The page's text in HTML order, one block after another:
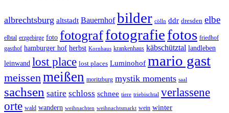
albrechtsburg altstadt Bauernhof bilder cölln ddr dresden elbe
elbtal erzgebirge foto fotograffotografiefotos friedhof
gasthof hamburger hof herbst Kornhaus krankenhaus käbschütztal landleben
leinwand lost place lost places Luminohof mario gast
meissen meißen moritzburg mystik moments saal
sachsen satire schloss schnee tiere triebischtal verlassene
orte wald wandern weihnachten weihnachtsmarkt wein winter